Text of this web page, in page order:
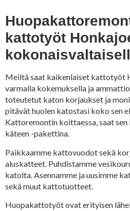
kattotyöt
Meiltä saat kaikenlaiset kattotyöt
varmalla kokemuksella ja
toteutetut katon korjaukset ja
pitävät huolen katostasi koko sen
Kattoremontin koittaessa, saat
käteen -pakettina.
Paikkaamme kattovuodot sekä
aluskatteet. Puhdistamme
katolta. Asennamme ja uusimme
sekä muut kattotuotteet.
Huopakattotyöt ovat erityisen